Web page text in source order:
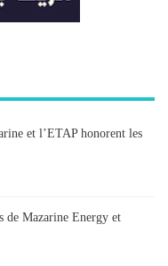
et l’ETAP honorent les
de Mazarine Energy et